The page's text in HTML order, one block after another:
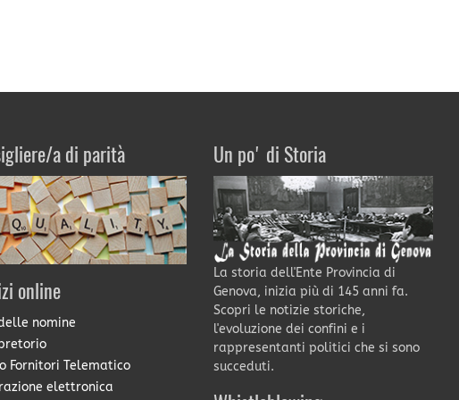
a di parità
online
nomine
Fornitori Telematico
elettronica
Un po' di Storia
La storia dell'Ente Provincia di
Genova, inizia più di 145 anni fa.
Scopri le notizie storiche,
l'evoluzione dei confini e i
rappresentanti politici che si sono
succeduti.